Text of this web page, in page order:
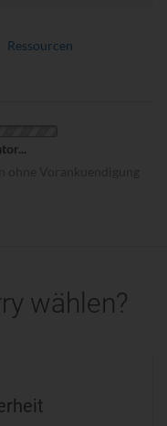
Ressourcen
wählen?